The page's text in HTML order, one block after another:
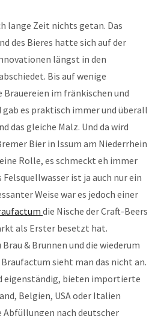
lange Zeit nichts getan. Das
des Bieres hatte sich auf der
längst in den
Bis auf wenige
Brauereien im fränkischen und
es praktisch immer und überall
das gleiche Malz. Und da wird
Bier in Issum am Niederrhein
Rolle, es schmeckt eh immer
ist ja auch nur ein
Weise war es jedoch einer
die Nische der Craft-Beers
als Erster besetzt hat.
& Brunnen und die wiederum
sieht man das nicht an.
eigenständig, bieten importierte
Belgien, USA oder Italien
Abfüllungen nach deutscher